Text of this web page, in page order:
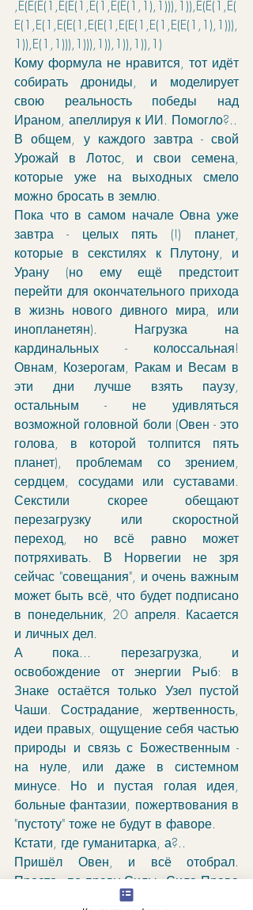
,E(E(E(1,E(E(1,E(1,E(E(1,1),1))),1)),E(E(1,E(
E(1,E(1,E(E(1,E(E(1,E(E(1,E(1,E(E(1,1),1))),
1)),E(1,1))),1))),1)),1)),1)),1)
Кому формула не нравится, тот идёт
собирать дрониды, и моделирует
свою реальность победы над
Ираном, апеллируя к ИИ. Помогло?..
В общем, у каждого завтра - свой
Урожай в Лотос, и свои семена,
которые уже на выходных смело
можно бросать в землю.
Пока что в самом начале Овна уже
завтра - целых пять (!) планет,
которые в секстилях к Плутону, и
Урану (но ему ещё предстоит
перейти для окончательного прихода
в жизнь нового дивного мира, или
инопланетян). Нагрузка на
кардинальных - колоссальная!
Овнам, Козерогам, Ракам и Весам в
эти дни лучше взять паузу,
остальным - не удивляться
возможной головной боли (Овен - это
голова, в которой толпится пять
планет), проблемам со зрением,
сердцем, сосудами или суставами.
Секстили скорее обещают
перезагрузку или скоростной
переход, но всё равно может
потряхивать. В Норвегии не зря
сейчас "совещания", и очень важным
может быть всё, что будет подписано
в понедельник, 20 апреля. Касается
и личных дел.
А пока... перезагрузка, и
освобождение от энергии Рыб: в
Знаке остаётся только Узел пустой
Чаши. Сострадание, жертвенность,
идеи правых, ощущение себя частью
природы и связь с Божественным -
на нуле, или даже в системном
минусе. Но и пустая голая идея,
больные фантазии, пожертвования в
"пустоту" тоже не будут в фаворе.
Кстати, где гуманитарка, а?..
Пришёл Овен, и всё отобрал.
Просто - по праву Силы. Сила Права
умрёт в эти дни. В той форме, к